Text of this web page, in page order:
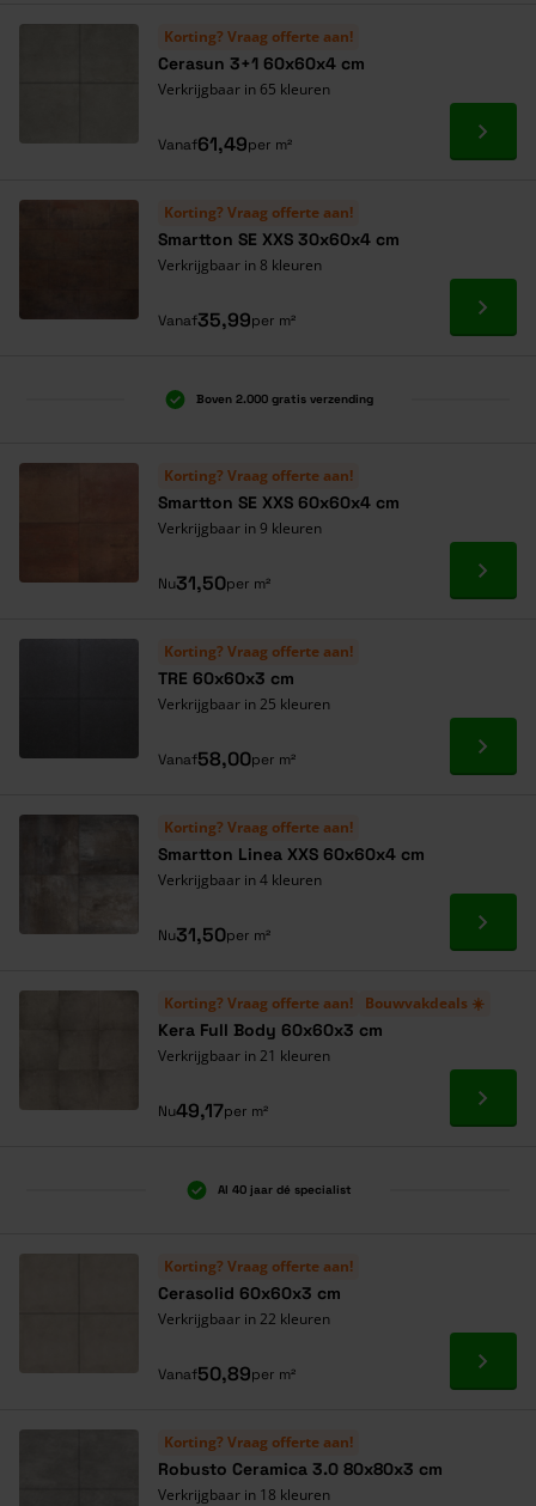
Korting? Vraag offerte aan!
Cerasun 3+1 60x60x4 cm
Verkrijgbaar in 65 kleuren
Vanaf61,49per m² Ga
Korting? Vraag offerte aan!
Smartton SE XXS 30x60x4 cm
Verkrijgbaar in 8 kleuren
Vanaf35,99per m² Ga
Boven 2.000 gratis verzending
Korting? Vraag offerte aan!
Smartton SE XXS 60x60x4 cm
Verkrijgbaar in 9 kleuren
Nu31,50per m² Ga
Korting? Vraag offerte aan!
TRE 60x60x3 cm
Verkrijgbaar in 25 kleuren
Vanaf58,00per m² Ga
Korting? Vraag offerte aan!
Smartton Linea XXS 60x60x4 cm
Verkrijgbaar in 4 kleuren
Nu31,50per m² Ga
Korting? Vraag offerte aan! Bouwvakdeals ☀️
Kera Full Body 60x60x3 cm
Verkrijgbaar in 21 kleuren
Nu49,17per m² Ga
Al 40 jaar dé specialist
Korting? Vraag offerte aan!
Cerasolid 60x60x3 cm
Verkrijgbaar in 22 kleuren
Vanaf50,89per m² Ga
Korting? Vraag offerte aan!
Robusto Ceramica 3.0 80x80x3 cm
Verkrijgbaar in 18 kleuren